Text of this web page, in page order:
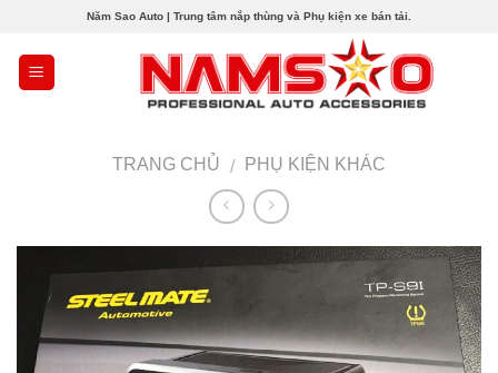
content
Năm Sao Auto | Trung tâm nắp thùng và Phụ kiện xe bán tải.
TRANG CHỦ / PHỤ KIỆN KHÁC